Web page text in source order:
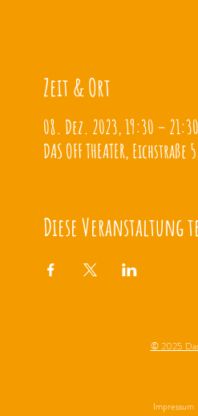
Zeit & Ort
08. Dez. 2023, 19:30 –
DAS OFF THEATER,
Diese Veranstaltung
© 2025
Impressum